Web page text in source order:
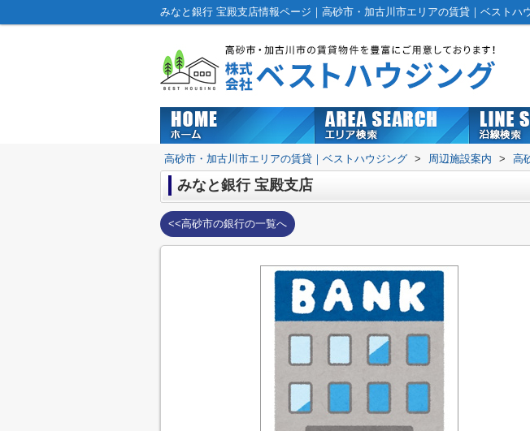
みなと銀行 宝殿支店情報ページ｜高砂市・加古川市エリアの賃貸｜ベストハ
高砂市・加古川市エリアの賃貸｜ベストハウジング > 周辺施設案内 > 高
みなと銀行 宝殿支店
<<高砂市の銀行の一覧へ